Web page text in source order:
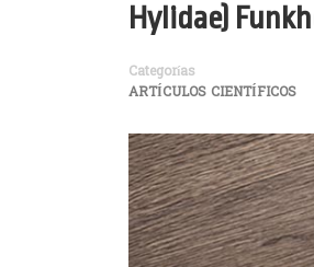
Hylidae)
Categorías
ARTÍCULOS CIENTÍFICOS